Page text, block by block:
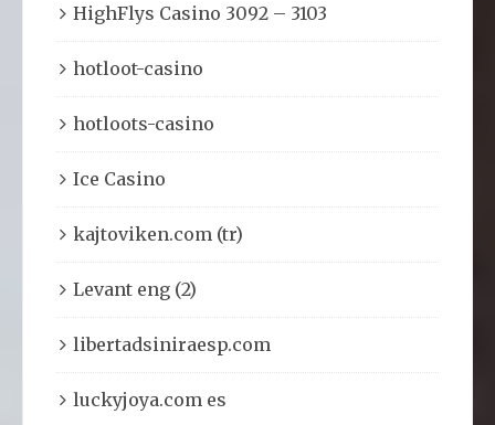
HighFlys Casino 3092 – 3103
hotloot-casino
hotloots-casino
Ice Casino
kajtoviken.com (tr)
Levant eng (2)
libertadsiniraesp.com
luckyjoya.com es